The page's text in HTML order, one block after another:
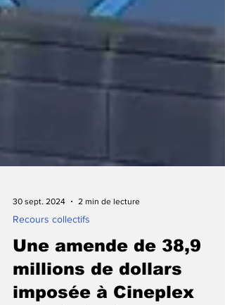
30 sept. 2024 2 min de lecture
Recours collectifs
Une amende de 38,9
millions de dollars